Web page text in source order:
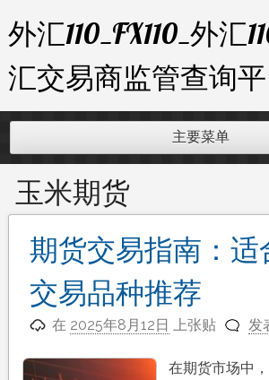
至
内
容
外汇110_FX110_外汇
汇交易商监管查询
主要菜单
玉米期货
期货交易指南：适
交易品种推荐
在 2025年8月12日 上张贴 发
在期货市场中